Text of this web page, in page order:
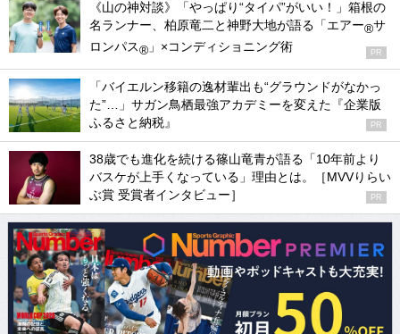
《山の神対談》「やっぱり“タイパ”がいい！」箱根の
名ランナー、柏原竜二と神野大地が語る「エアー®サ
ロンパス® 」×コンディショニング術 PR
「バイエルン移籍の逸材輩出も“グラウンドがなかっ
た”…」サガン鳥栖最強アカデミーを変えた『企業版
ふるさと納税』
PR
38歳でも進化を続ける篠山竜青が語る「10年前より
バスケが上手くなっている」理由とは。［MVVりらい
ぶ賞 受賞者インタビュー］
PR